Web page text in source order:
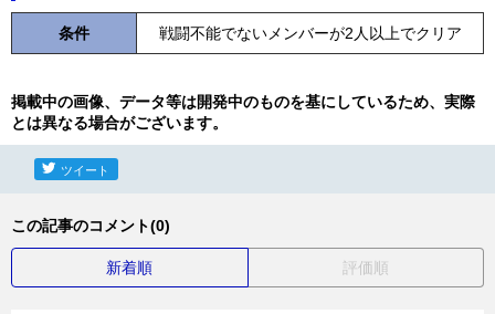
条件 戦闘不能でないメンバーが2人以上でクリア
掲載中の画像、データ等は開発中のものを基にしているため、実際
とは異なる場合がございます。
ツイート
この記事のコメント(0)
新着順 評価順